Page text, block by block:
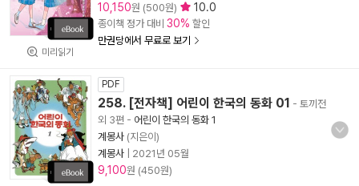
미리읽기
10,150원 (500원) 10.0
종이책 정가 대비 30% 할인
만권당에서 무료로 보기
PDF
258. [전자책] 어린이 한국의 동화 01 - 토끼전
외 3편 - 어린이 한국의 동화 1
계몽사 (지은이)
계몽사
2021년 05월
9,100원 (450원)